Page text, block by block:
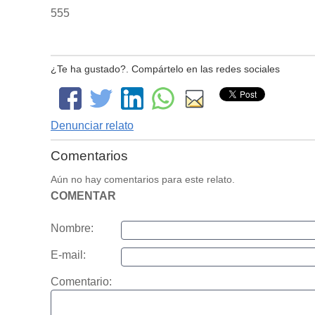
555
¿Te ha gustado?. Compártelo en las redes sociales
Denunciar relato
Comentarios
Aún no hay comentarios para este relato.
COMENTAR
Nombre:
E-mail:
Comentario: